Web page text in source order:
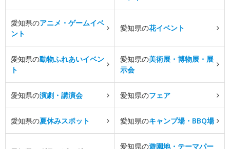
愛知県のアニメ・ゲームイベ
ント
愛知県の花イベント
愛知県の動物ふれあいイベン
ト
愛知県の美術展・博物展・展
示会
愛知県の演劇・講演会 愛知県のフェア
愛知県の夏休みスポット 愛知県のキャンプ場・BBQ場
愛知県の遊園地・テーマパー